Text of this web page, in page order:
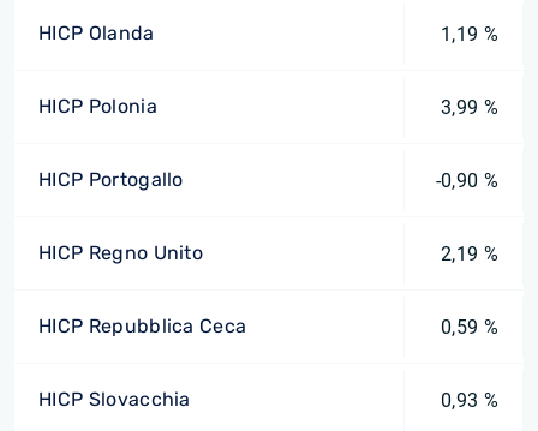
HICP Olanda 1,19 %
HICP Polonia 3,99 %
HICP Portogallo -0,90 %
HICP Regno Unito 2,19 %
HICP Repubblica Ceca 0,59 %
HICP Slovacchia 0,93 %